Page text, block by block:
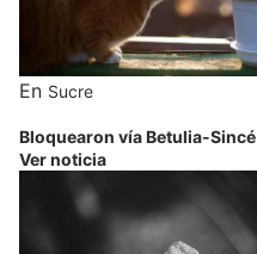
En Sucre
Bloquearon vía Betulia-Sincé
Ver noticia